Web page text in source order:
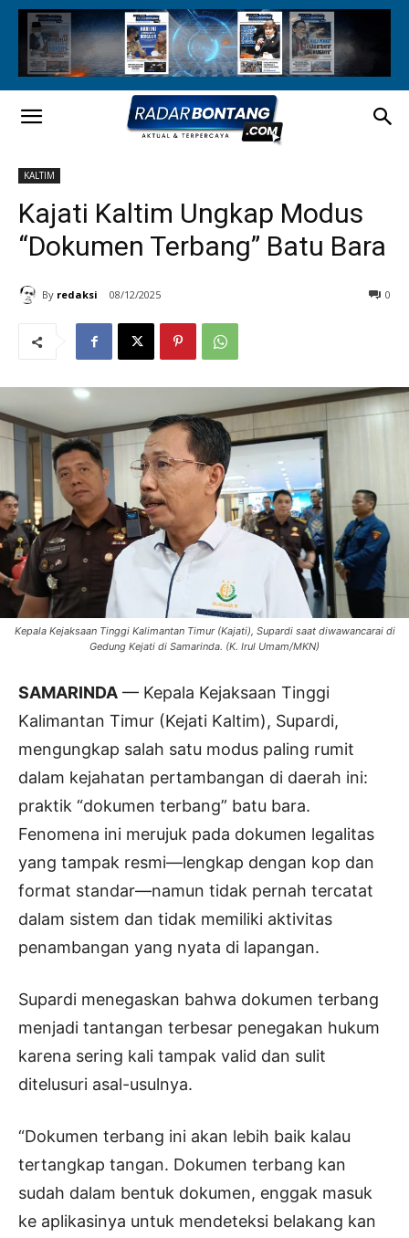
KALTIM
Kajati Kaltim Ungkap Modus
“Dokumen Terbang” Batu Bara
By redaksi 08/12/2025 0
Kepala Kejaksaan Tinggi Kalimantan Timur (Kajati), Supardi saat diwawancarai di
Gedung Kejati di Samarinda. (K. Irul Umam/MKN)
SAMARINDA — Kepala Kejaksaan Tinggi
Kalimantan Timur (Kejati Kaltim), Supardi,
mengungkap salah satu modus paling rumit
dalam kejahatan pertambangan di daerah ini:
praktik “dokumen terbang” batu bara.
Fenomena ini merujuk pada dokumen legalitas
yang tampak resmi—lengkap dengan kop dan
format standar—namun tidak pernah tercatat
dalam sistem dan tidak memiliki aktivitas
penambangan yang nyata di lapangan.
Supardi menegaskan bahwa dokumen terbang
menjadi tantangan terbesar penegakan hukum
karena sering kali tampak valid dan sulit
ditelusuri asal-usulnya.
“Dokumen terbang ini akan lebih baik kalau
tertangkap tangan. Dokumen terbang kan
sudah dalam bentuk dokumen, enggak masuk
ke aplikasinya untuk mendeteksi belakang kan